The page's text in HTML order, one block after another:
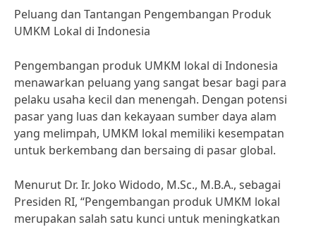
Peluang dan Tantangan Pengembangan Produk
UMKM Lokal di Indonesia
Pengembangan produk UMKM lokal di Indonesia
menawarkan peluang yang sangat besar bagi para
pelaku usaha kecil dan menengah. Dengan potensi
pasar yang luas dan kekayaan sumber daya alam
yang melimpah, UMKM lokal memiliki kesempatan
untuk berkembang dan bersaing di pasar global.
Menurut Dr. Ir. Joko Widodo, M.Sc., M.B.A., sebagai
Presiden RI, “Pengembangan produk UMKM lokal
merupakan salah satu kunci untuk meningkatkan